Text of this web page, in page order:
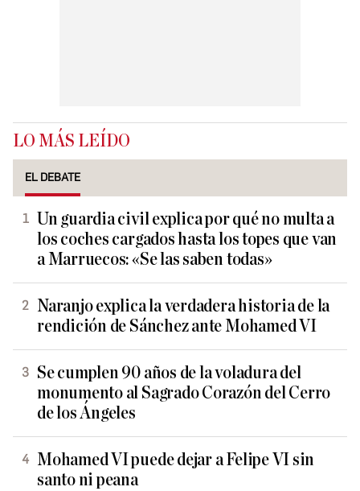
LO MÁS LEÍDO
EL DEBATE
Un guardia civil explica por qué no multa a
los coches cargados hasta los topes que van
a Marruecos: «Se las saben todas»
Naranjo explica la verdadera historia de la
rendición de Sánchez ante Mohamed VI
Se cumplen 90 años de la voladura del
monumento al Sagrado Corazón del Cerro
de los Ángeles
Mohamed VI puede dejar a Felipe VI sin
santo ni peana